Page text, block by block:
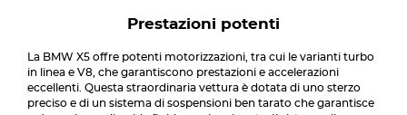
Prestazioni potenti
La BMW X5 offre potenti motorizzazioni, tra cui le varianti turbo
in linea e V8, che garantiscono prestazioni e accelerazioni
eccellenti. Questa straordinaria vettura è dotata di uno sterzo
preciso e di un sistema di sospensioni ben tarato che garantisce